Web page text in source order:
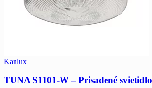
Kanlux
TUNA S1101-W – Prisadené svietidlo